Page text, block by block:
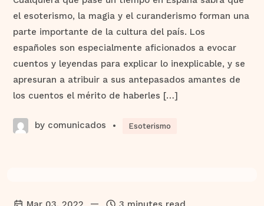
el esoterismo, la magia y el curanderismo forman una
parte importante de la cultura del país. Los
españoles son especialmente aficionados a evocar
cuentos y leyendas para explicar lo inexplicable, y se
apresuran a atribuir a sus antepasados amantes de
los cuentos el mérito de haberles […]
by comunicados • Esoterismo
—